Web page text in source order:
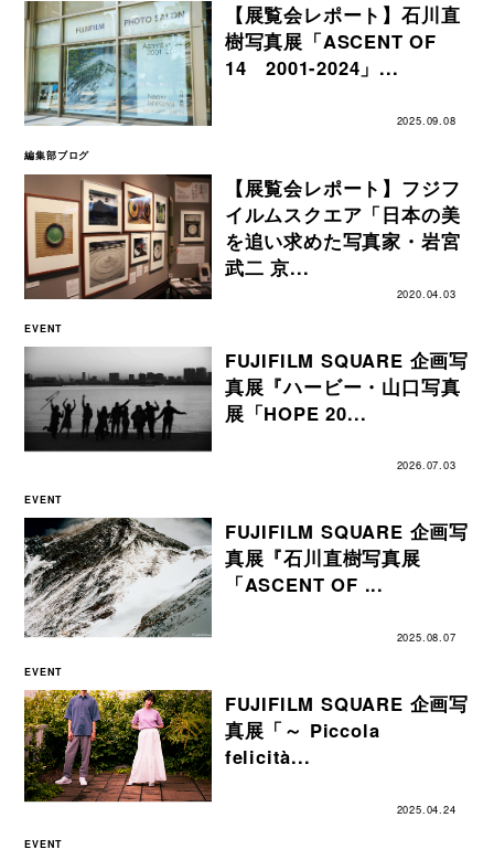
EVENT
FUJIFILM SQUARE 企画写
真展『ハービー・山口写真
展「HOPE 20...
2026.07.03
EVENT
FUJIFILM SQUARE 企画写
真展『石川直樹写真展
「ASCENT OF ...
2025.08.07
EVENT
FUJIFILM SQUARE 企画写
真展「～ Piccola
felicità...
2025.04.24
EVENT
【展覧会レポート】石川直
樹写真展「ASCENT OF
14 2001-2024」...
2025.09.08
編集部ブログ
【展覧会レポート】フジフ
イルムスクエア「日本の美
を追い求めた写真家・岩宮
武二 京...
2020.04.03